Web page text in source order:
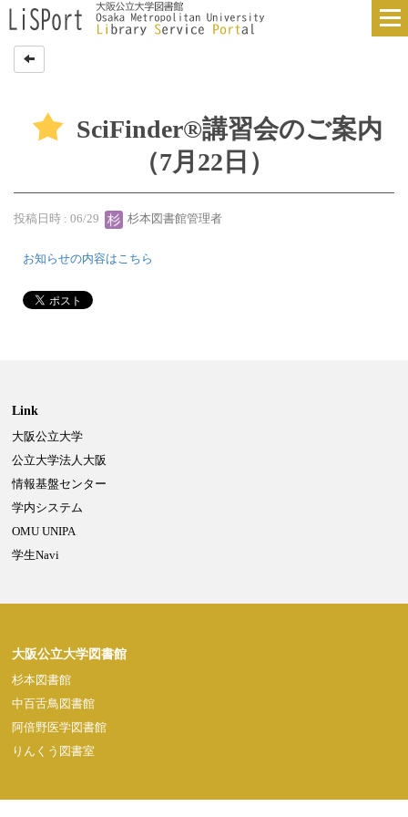
SciFinder®講習会のご案内
（7月22日）
投稿日時 : 06/29 杉本図書館管理者
お知らせの内容はこちら
Link
大阪公立大学
公立大学法人大阪
情報基盤センター
学内システム
OMU UNIPA
学生Navi
大阪公立大学図書館
杉本図書館
中百舌鳥図書館
阿倍野医学図書館
りんくう図書室